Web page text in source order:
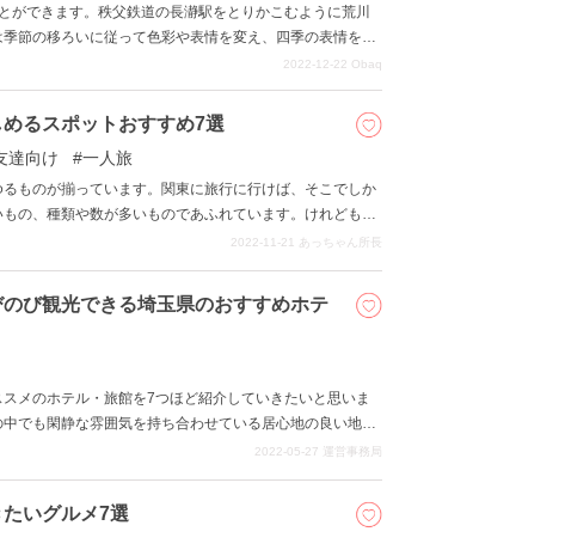
できます。秩父鉄道の長瀞駅をとりかこむように荒川
節の移ろいに従って色彩や表情を変え、四季の表情を楽
フティングボートが水の流れに乗っかります。河川敷に
ィビティが揃っています。火祭り、船玉まつりなどのイ
ポットです。
2022-12-22 Obaq
るスポットおすすめ7選
達向け 一人旅
ものが揃っています。関東に旅行に行けば、そこでしか
の、種類や数が多いものであふれています。けれども雨
ったところを諦めて、予定を変更せざるを得ないでしょ
2022-11-21 あっちゃん所長
び観光できる埼玉県のおすすめホテ
メのホテル・旅館を7つほど紹介していきたいと思いま
でも閑静な雰囲気を持ち合わせている居心地の良い地域
して、様々な角度から楽しむことのできる魅力的な観光
のオススメのホテル・旅館を紹介していきますので、是
2022-05-27 運営事務局
いグルメ7選